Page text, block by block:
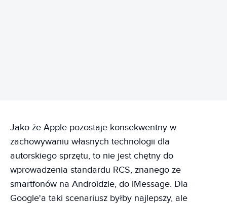
Jako że Apple pozostaje konsekwentny w
zachowywaniu własnych technologii dla
autorskiego sprzętu, to nie jest chętny do
wprowadzenia standardu RCS, znanego ze
smartfonów na Androidzie, do iMessage. Dla
Google'a taki scenariusz byłby najlepszy, ale